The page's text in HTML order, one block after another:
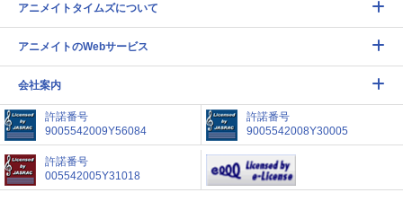
アニメイトタイムズについて
アニメイトのWebサービス
会社案内
許諾番号
9005542009Y56084
許諾番号
9005542008Y30005
許諾番号
005542005Y31018